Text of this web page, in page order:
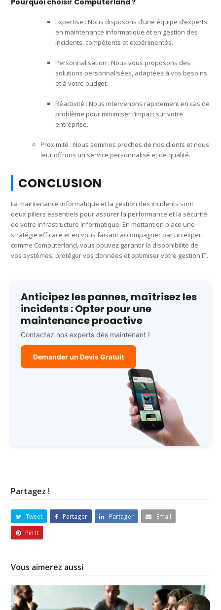
Expertise : Nous disposons d’une équipe d’experts
en maintenance informatique et en gestion des
incidents, compétents et expérimentés.
Personnalisation : Nous vous proposons des
solutions personnalisées, adaptées à vos besoins
et à votre budget.
Réactivité : Nous intervenons rapidement en cas de
problème pour minimiser l’impact sur votre
entreprise.
Proximité : Nous sommes proches de nos clients et nous
leur offrons un service personnalisé et de qualité.
CONCLUSION
La maintenance informatique et la gestion des incidents sont
deux piliers essentiels pour assurer la performance et la sécurité
de votre infrastructure informatique. En mettant en place une
stratégie efficace et en vous faisant accompagner par un expert
comme Computerland, vous pouvez garantir la disponibilité de
vos systèmes, protéger vos données et optimiser votre gestion IT.
Anticipez les pannes, maîtrisez les
incidents : Opter pour une
maintenance proactive
Contactez nos experts dés maintenant !
Demander un Devis Gratuit
Partagez !
Tweet Partager Partager
Email
Pin It
Vous aimerez aussi